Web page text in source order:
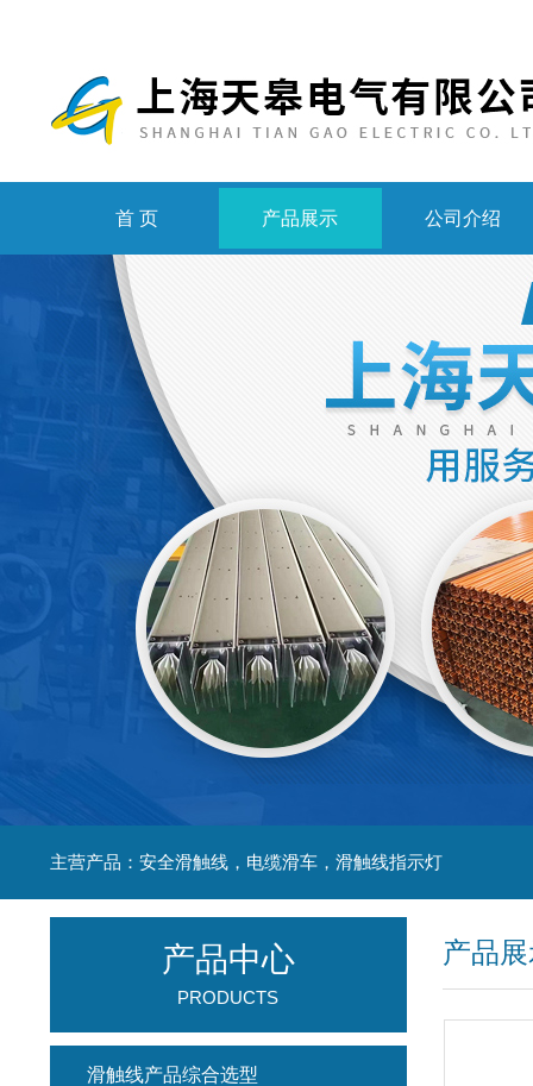
首 页 产品展示 公司介绍
主营产品：安全滑触线，电缆滑车，滑触线指示灯
产品
产品中心
PRODUCTS
滑触线产品综合选型